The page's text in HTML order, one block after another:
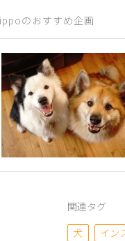
のおすすめ企画
関連タグ
犬
イン